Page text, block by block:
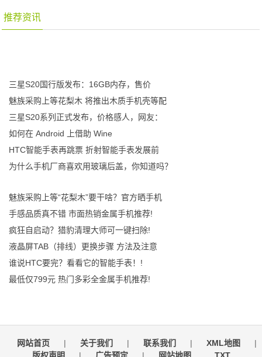
推荐资讯
三星S20国行版发布：16GB内存，售价
魅族采购上等花梨木 将推出木质手机壳等配
三星S20系列正式发布，价格感人，网友：
如何在 Android 上借助 Wine
HTC智能手表再跳票 折射智能手表发展前
为什么手机厂商喜欢用玻璃后盖，你知道吗？
魅族采购上等“花梨木”要干啥？官方晒手机
手感品质真不错 市面热销金属手机推荐!
疯狂自启动？猎豹清理大师可一键扫除!
液晶屏TAB（排线）更换步骤 方法及注意
谁说HTC要完？看看它的智能手表！!
最低仅799元 热门多彩全金属手机推荐!
网站首页 | 关于我们 | 联系我们 | XML地图
|